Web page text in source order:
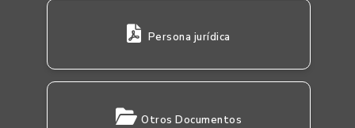
Persona jurídica
Otros Documentos